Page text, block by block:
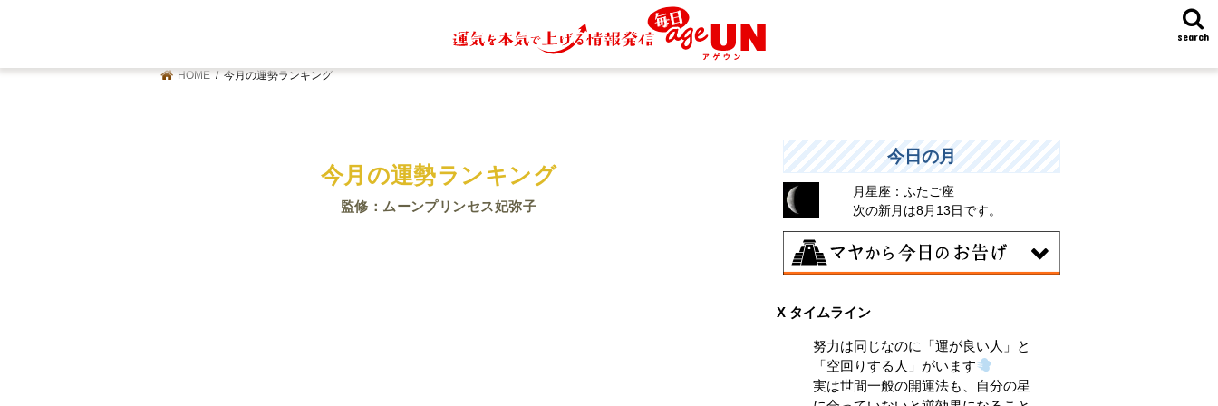
search
HOME 今月の運勢ランキング
今月の運勢ランキング
監修：ムーンプリンセス妃弥子
今日の月
月星座：ふたご座
次の新月は8月13日です。
興味のある分野で、熟練を志す日。なんと
なくではなく、そこに集中に、没頭するこ
とで、才能が開花します。
X タイムライン
努力は同じなのに「運が良い人」と
「空回りする人」がいます
実は世間一般の開運法も、自分の星